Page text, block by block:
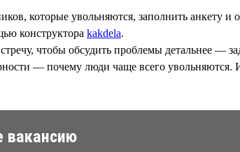
которые увольняются, заполнить анкету
конструктора kakdela.
чтобы обсудить проблемы детальнее —
— почему люди чаще всего увольняются.
вакансию